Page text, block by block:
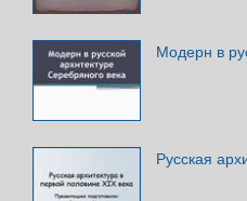
Модерн в
Русская